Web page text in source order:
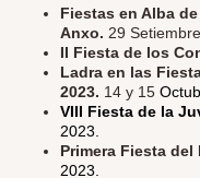
Fiestas en Alba
Anxo. 29
II Fiesta de los
Ladra en las
2023. 14 y 15
VIII Fiesta de la
2023.
Primera Fiesta del
2023.